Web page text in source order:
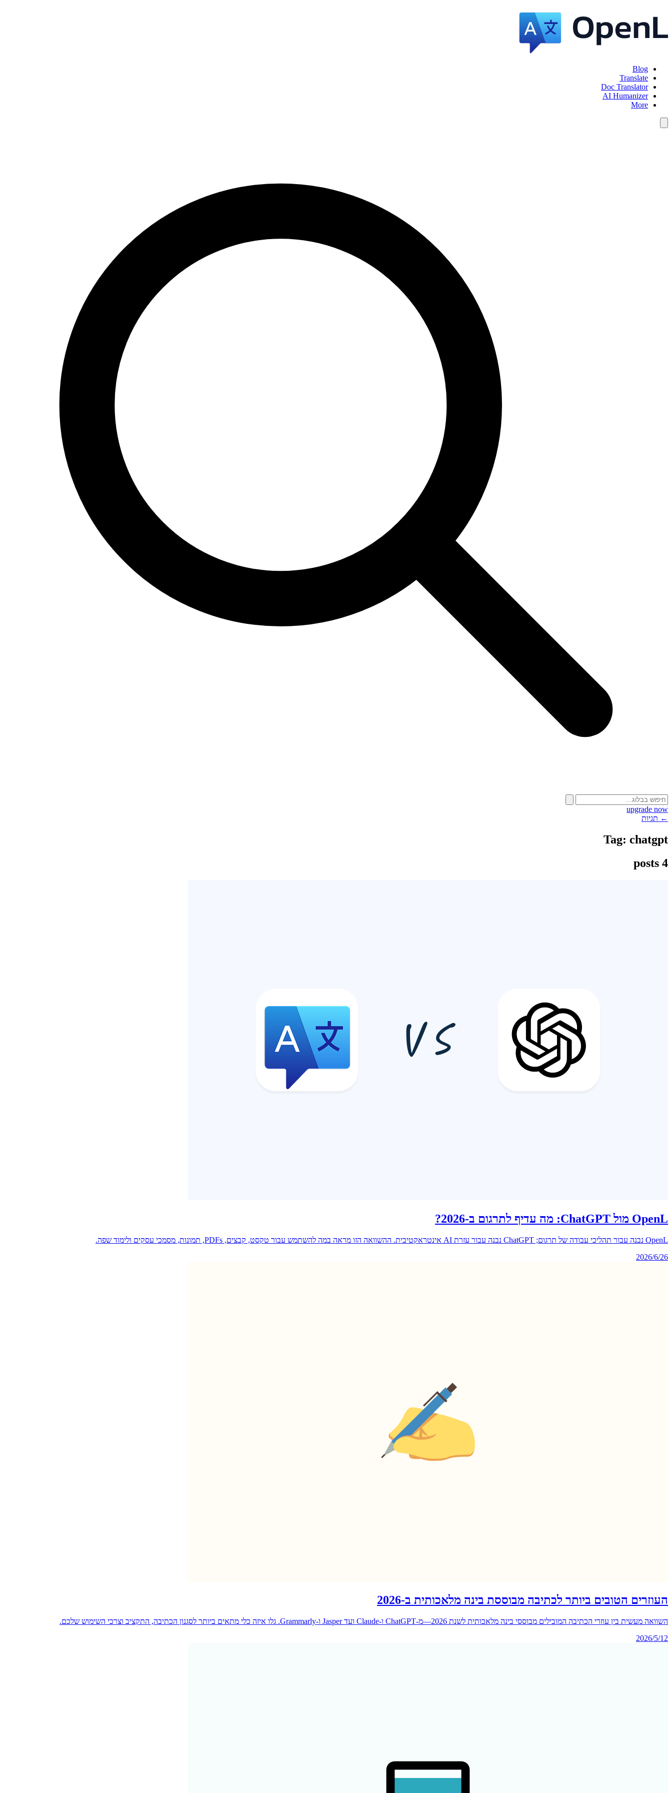
Blog
Translate
Doc Translator
AI Humanizer
More
upgrade now
← תגיות
Tag: chatgpt
4 posts
OpenL מול ChatGPT: מה עדיף לתרגום ב-2026?
OpenL נבנה עבור תהליכי עבודה של תרגום; ChatGPT נבנה עבור עזרת AI אינטראקטיבית. ההשוואה הזו מראה במה להשתמש עבור טקסט, קבצים, PDFs, תמונות, מסמכי עסקים ולימוד שפה.
2026/6/26
העוזרים הטובים ביותר לכתיבה מבוססת בינה מלאכותית ב-2026
השוואה מעשית בין עוזרי הכתיבה המובילים מבוססי בינה מלאכותית לשנת 2026—מ-ChatGPT ו-Claude ועד Jasper ו-Grammarly. גלו איזה כלי מתאים ביותר לסגנון הכתיבה, התקציב וצרכי השימוש שלכם.
2026/5/12